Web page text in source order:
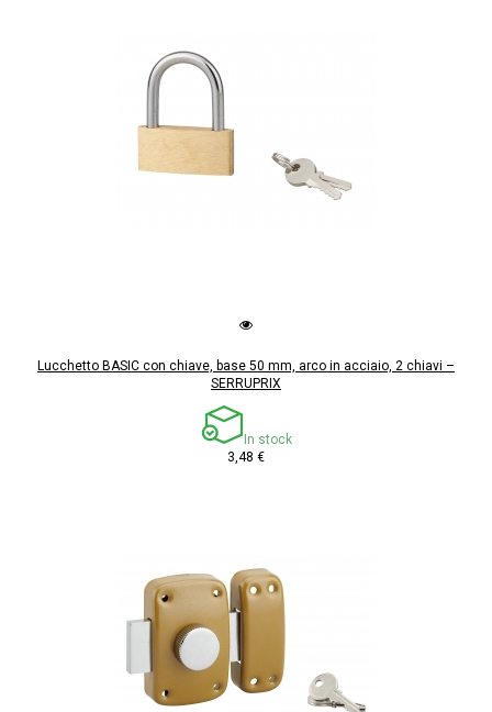
Lucchetto BASIC con chiave, base 50 mm, arco in acciaio, 2 chiavi –
SERRUPRIX
In stock
3,48 €